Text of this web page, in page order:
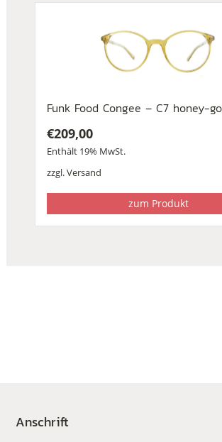
Funk Food Congee – C7 honey-
€209,00
Enthält 19% MwSt.
zzgl.Versand
zum Produkt
Anschrift